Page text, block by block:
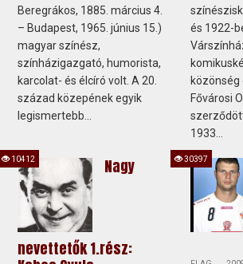
Beregrákos, 1885. március 4.
– Budapest, 1965. június 15.)
magyar színész,
színházigazgató, humorista,
karcolat- és élcíró volt. A 20.
század közepének egyik
legismertebb...
és 1922-
közönség
Fővárosi
1933...
Nagy
nevettetők 1.rész:
10412 30397